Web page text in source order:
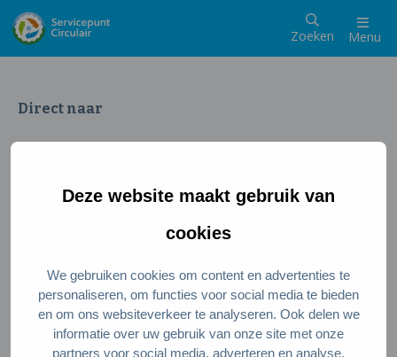
Deze website maakt gebruik van
cookies
We gebruiken cookies om content en advertenties te
personaliseren, om functies voor social media te bieden
en om ons websiteverkeer te analyseren. Ook delen we
informatie over uw gebruik van onze site met onze
partners voor social media, adverteren en analyse.
Zoeken Menu
Direct naar
Wat is een circulaire samenleving
Meedoen als ondernemer
Circulaire producten en diensten
Wie zijn wij?
Over ons
Stel je vraag